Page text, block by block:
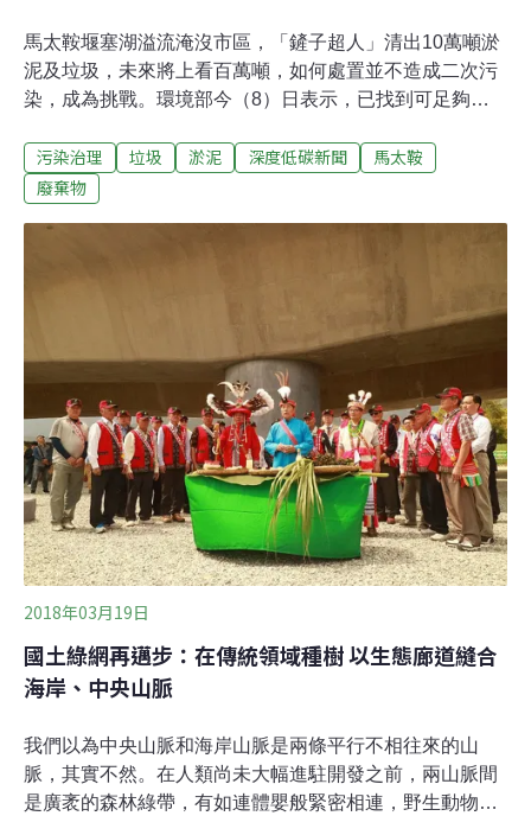
馬太鞍堰塞湖溢流淹沒市區，「鏟子超人」清出10萬噸淤
泥及垃圾，未來將上看百萬噸，如何處置並不造成二次污
染，成為挑戰。環境部今（8）日表示，已找到可足夠容
利用，整體垃圾清運從明年開始，需2～3年完成。民進黨
立委林淑芬則指缺乏災後廢棄物管理與執行SOP，緊急暫
超人」志工投入災後復原，今（8）進入第17天。挖出大
量淤泥混雜著垃圾，衍生出暫置、分類及去化一連串問
題。立法院社會福利及衛生環境委員會今日邀請環境部長
彭啓明、勞動部長洪申翰、衛福部長石崇良針對「災後復
原重建及清理因應作為」進行專題報告並備質詢。彭啓明
表示，光復掩埋場因溢堤遭沖毀，垃圾被泥流帶
污染治理 垃圾 淤泥 深度低碳新聞
馬太鞍
廢棄物
2018年03月19日
國土綠網再邁步：在傳統領域種樹 以生態廊道縫合
海岸、中央山脈
我們以為中央山脈和海岸山脈是兩條平行不相往來的山
脈，其實不然。在人類尚未大幅進駐開發之前，兩山脈間
是廣袤的森林綠帶，有如連體嬰般緊密相連，野生動物得